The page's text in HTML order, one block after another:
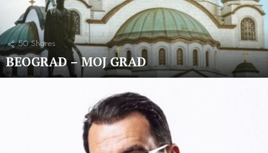
50 Shares
BEOGRAD – MOJ GRAD